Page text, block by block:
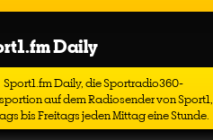
Daily
Sport1.fm Daily, die Sportradio360-
auf dem Radiosender von Sport1,
bis Freitags jeden Mittag eine Stunde.